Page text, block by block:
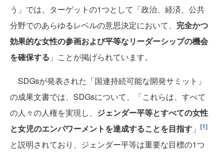
う」では、ターゲットの1つとして「政治、経済、公共
分野でのあらゆるレベルの意思決定において、 完全かつ
効果的な女性の参画および平等なリーダーシップの機会
を確保する 」ことが掲げられています。
SDGsが発表された「国連持続可能な開発サミット」
の成果文書では、SDGsについて、「これらは、すべて
の人々の人権を実現し、 ジェンダー平等とすべての女性
と女児のエンパワーメントを達成することを目指す 」 [1]
と説明されており、ジェンダー平等は重要な目標の1つ